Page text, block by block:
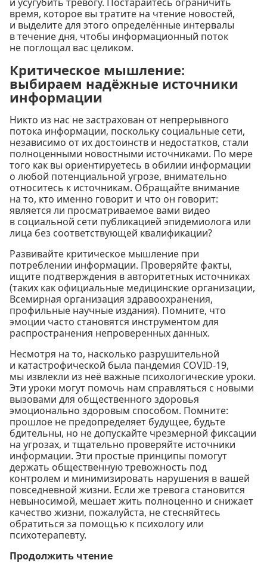
время, которое вы тратите на чтение новостей,
и выделите для этого определённые интервалы
в течение дня, чтобы информационный поток
не поглощал вас целиком.
Критическое мышление:
выбираем надёжные источники
информации
Никто из нас не застрахован от непрерывного
потока информации, поскольку социальные сети,
независимо от их достоинств и недостатков, стали
полноценными новостными источниками. По мере
того как вы ориентируетесь в обилии информации
о любой потенциальной угрозе, внимательно
относитесь к источникам. Обращайте внимание
на то, кто именно говорит и что он говорит:
является ли просматриваемое вами видео
в социальной сети публикацией эпидемиолога или
лица без соответствующей квалификации?
Развивайте критическое мышление при
потреблении информации. Проверяйте факты,
ищите подтверждения в авторитетных источниках
(таких как официальные медицинские организации,
Всемирная организация здравоохранения,
профильные научные издания). Помните, что
эмоции часто становятся инструментом для
распространения непроверенных данных.
Несмотря на то, насколько разрушительной
и катастрофической была пандемия COVID-19,
мы извлекли из неё важные психологические уроки.
Эти уроки могут помочь нам справляться с новыми
вызовами для общественного здоровья
эмоционально здоровым способом. Помните:
прошлое не предопределяет будущее, будьте
бдительны, но не допускайте чрезмерной фиксации
на угрозах, и тщательно проверяйте источники
информации. Эти простые принципы помогут
держать общественную тревожность под
контролем и минимизировать нарушения в вашей
повседневной жизни. Если же тревога становится
невыносимой, мешает жить полноценно и снижает
качество жизни, пожалуйста, не стесняйтесь
обратиться за помощью к психологу или
психотерапевту.
Продолжить чтение